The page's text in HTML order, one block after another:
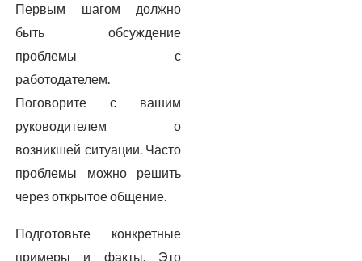
Первым шагом должно
быть обсуждение
проблемы с
работодателем.
Поговорите с вашим
руководителем о
возникшей ситуации. Часто
проблемы можно решить
через открытое общение.
Подготовьте конкретные
примеры и факты. Это